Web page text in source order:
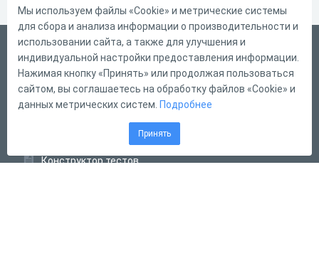
Русский
Справка
Форма обратной связи
Конструктор тестов
Мы используем файлы «Cookie» и метрические системы
для сбора и анализа информации о производительности и
использовании сайта, а также для улучшения и
индивидуальной настройки предоставления информации.
Нажимая кнопку «Принять» или продолжая пользоваться
сайтом, вы соглашаетесь на обработку файлов «Cookie» и
данных метрических систем. Подробнее
Принять